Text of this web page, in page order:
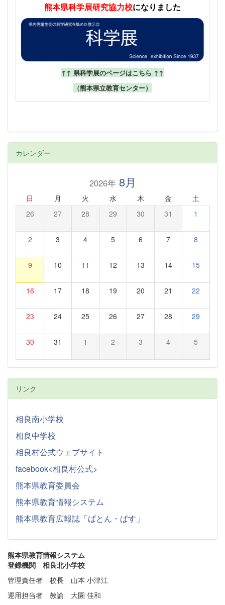
熊本県科学展研究協力校になりました
↑↑ 県科学展のページはこちら ↑↑
（熊本県立教育センター）
カレンダー
2026年8月
日 月 火 水 木 金 土
26 27 28 29 30 31 1
2 3 4 5 6 7 8
9 10 11 12 13 14 15
16 17 18 19 20 21 22
23 24 25 26 27 28 29
30 31 1 2 3 4 5
リンク
相良南小学校
相良中学校
相良村公式ウェブサイト
facebook<相良村公式>
熊本県教育委員会
熊本県教育情報システム
熊本県教育広報誌「ばとん・ぱす」
熊本県教育情報システム
登録機関 相良北小学校
管理責任者 校長 山本 小津江
運用担当者 教諭 大園 佳和